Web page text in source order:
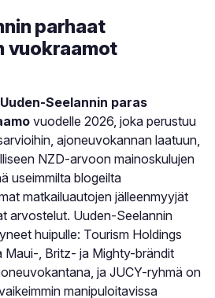
parhaat
vuokraamot
Uuden-Seelannin paras
vuodelle 2026, joka perustuu
ajoneuvokannan laatuun,
NZD-arvoon mainoskulujen
useimmilta blogeilta
matkailuautojen jälleenmyyjät
arvostelut. Uuden-Seelannin
huipulle: Tourism Holdings
Maui-, Britz- ja Mighty-brändit
ja JUCY-ryhmä on
manipuloitavissa